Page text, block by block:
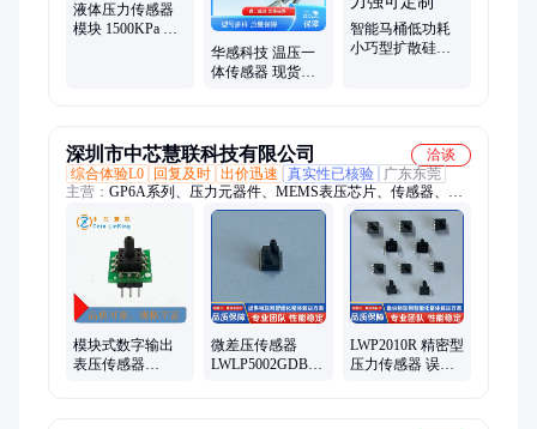
液体压力传感器
模块 1500KPa 信
华感科技 温压一
体传感器 现货包
智能马桶低功耗
小巧型扩散硅传
深圳市中芯慧联科技有限公司
洽谈
综合体验L0
回复及时 出价迅速 真实性已核验
广东东莞
主营： GP6A系列、压力元器件、MEMS表压芯片、传感器、压
力传感器、微差压传感器、PM2.5传感器、液压传感器、风压传
感器、温湿度传感器、气体浓度传感器、电化学气体传感器、传
感器芯片、工业表压传感器、表压传感器、氧气传感器、电磁表
压传感芯片、EC4-HF-10、LWPH9XXXGV、LWP2200、
SM9541、GE NOVA 系列、LWP6130AD、LWP2200S、
LWLP5001DD
模块式数字输出
表压传感器
微差压传感器
LWLP5002GDB
LWP2010R 精密型
压力传感器 误差